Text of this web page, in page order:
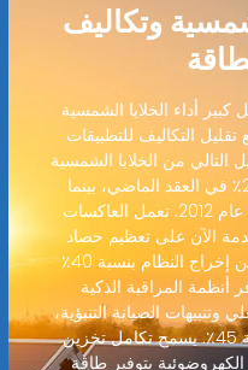
وتكاليف
أداء الخلايا الشمسية
تقليل التكاليف للتطبيقات
التالي من الخلايا الشمسية
الصناعية من 18٪ إلى أكثر من 28٪ في العقد الماضي، بينما
انخفضت التكاليف بنسبة 88٪ منذ عام 2012. تعمل العاكسات
الآن على تعظيم حصاد
الطاقة من كل محطة، مما يزيد من إخراج النظام بنسبة 40٪
أنظمة المراقبة الذكية
وتنبيهات الصيانة التنبؤية،
مما يقلل التكاليف التشغيلية بنسبة 45٪. يسمح تكامل تخزين
بتوفير طاقة